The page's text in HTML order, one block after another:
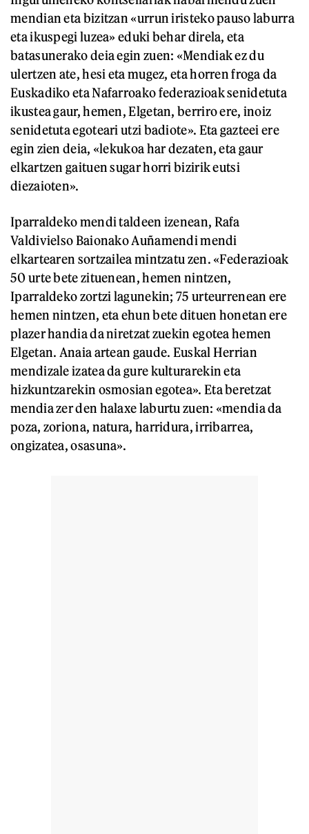
mendian eta bizitzan «urrun iristeko pauso laburra
eta ikuspegi luzea» eduki behar direla, eta
batasunerako deia egin zuen: «Mendiak ez du
ulertzen ate, hesi eta mugez, eta horren froga da
Euskadiko eta Nafarroako federazioak senidetuta
ikustea gaur, hemen, Elgetan, berriro ere, inoiz
senidetuta egoteari utzi badiote». Eta gazteei ere
egin zien deia, «lekukoa har dezaten, eta gaur
elkartzen gaituen sugar horri bizirik eutsi
diezaioten».
Iparraldeko mendi taldeen izenean, Rafa
Valdivielso Baionako Auñamendi mendi
elkartearen sortzailea mintzatu zen. «Federazioak
50 urte bete zituenean, hemen nintzen,
Iparraldeko zortzi lagunekin; 75 urteurrenean ere
hemen nintzen, eta ehun bete dituen honetan ere
plazer handia da niretzat zuekin egotea hemen
Elgetan. Anaia artean gaude. Euskal Herrian
mendizale izatea da gure kulturarekin eta
hizkuntzarekin osmosian egotea». Eta beretzat
mendia zer den halaxe laburtu zuen: «mendia da
poza, zoriona, natura, harridura, irribarrea,
ongizatea, osasuna».